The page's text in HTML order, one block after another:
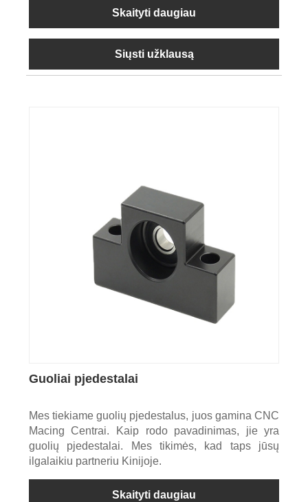
Skaityti daugiau
Siųsti užklausą
Guoliai pjedestalai
Mes tiekiame guolių pjedestalus, juos gamina CNC
Macing Centrai. Kaip rodo pavadinimas, jie yra
guolių pjedestalai. Mes tikimės, kad taps jūsų
ilgalaikiu partneriu Kinijoje.
Skaityti daugiau